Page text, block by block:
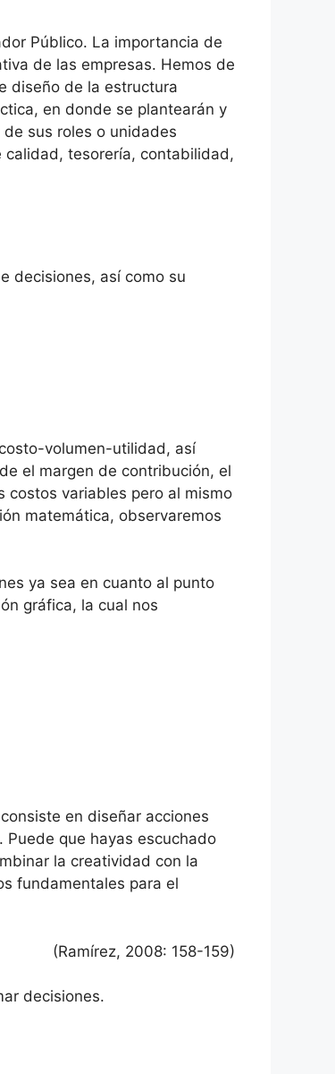
Público. La importancia de
de las empresas. Hemos de
diseño de la estructura
en donde se plantearán y
sus roles o unidades
calidad, tesorería, contabilidad,
decisiones, así como su
volumen-utilidad, así
el margen de contribución, el
costos variables pero al mismo
matemática, observaremos
ya sea en cuanto al punto
gráfica, la cual nos
en diseñar acciones
que hayas escuchado
la creatividad con la
fundamentales para el
(Ramírez, 2008: 158-159)
decisiones.